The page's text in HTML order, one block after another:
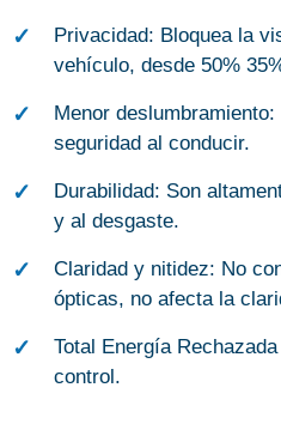
Privacidad: Bloquea la
vehículo, desde 50%
Menor
seguridad al conducir.
Durabilidad: Son
y al desgaste.
Claridad y nitidez: No
ópticas, no afecta la
Total Energía
control.